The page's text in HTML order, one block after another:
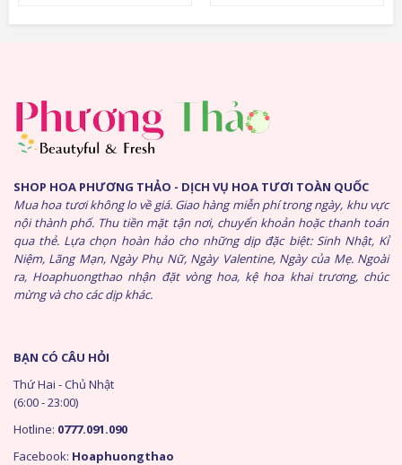
SHOP HOA PHƯƠNG THẢO - DỊCH VỤ HOA TƯƠI TOÀN QUỐC
Mua hoa tươi không lo về giá. Giao hàng miễn phí trong ngày, khu vực
nội thành phố. Thu tiền mặt tận nơi, chuyển khoản hoặc thanh toán
qua thẻ. Lựa chọn hoàn hảo cho những dịp đặc biệt: Sinh Nhật, Kỉ
Niệm, Lãng Mạn, Ngày Phụ Nữ, Ngày Valentine, Ngày của Mẹ. Ngoài
ra, Hoaphuongthao nhận đặt vòng hoa, kệ hoa khai trương, chúc
mừng và cho các dịp khác.
BẠN CÓ CÂU HỎI
Thứ Hai - Chủ Nhật
(6:00 - 23:00)
Hotline: 0777.091.090
Facebook: Hoaphuongthao